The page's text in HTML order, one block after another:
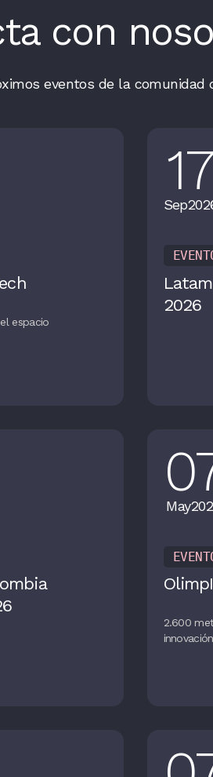
con
eventos de la comunidad
espacio
17
Sep
2026
May
2.600
innovación